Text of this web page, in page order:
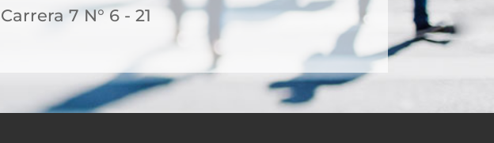
Carrera 7 N° 6 - 21